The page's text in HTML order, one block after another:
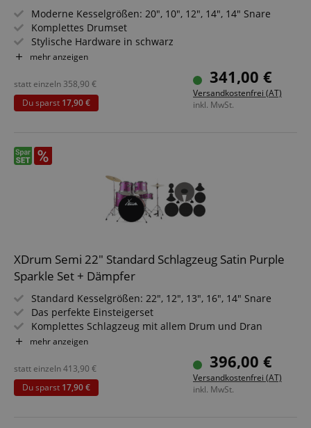
Moderne Kesselgrößen: 20", 10", 12", 14", 14" Snare
Komplettes Drumset
Stylische Hardware in schwarz
Inkl. Drumsticks 5B, detaillierte Aufbauanleitung und
PLUS Dämpferset
mehr anzeigen
341,00 €
Versandkostenfrei (AT)
inkl. MwSt.
statt einzeln 358,90 €
Du sparst 17,90 €
XDrum Semi 22" Standard Schlagzeug Satin Purple
Sparkle Set + Dämpfer
Standard Kesselgrößen: 22", 12", 13", 16", 14" Snare
Das perfekte Einsteigerset
Komplettes Schlagzeug mit allem Drum und Dran
Höhenverstellbarer Hocker
Inkl. Drumsticks, Aufbauanleitung und Schlagzeugschule
Sparset mit komplettem Dämpferset
mehr anzeigen
396,00 €
Versandkostenfrei (AT)
inkl. MwSt.
statt einzeln413,90 €
Du sparst 17,90 €